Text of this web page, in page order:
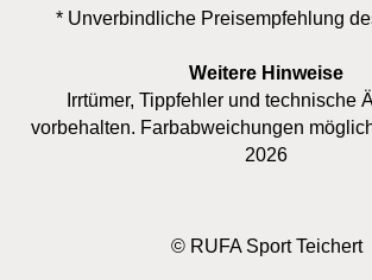
* Unverbindliche Preisempfehlung
Weitere Hinweise
Irrtümer, Tippfehler und technische
vorbehalten. Farbabweichungen
2026
© RUFA Sport Teichert